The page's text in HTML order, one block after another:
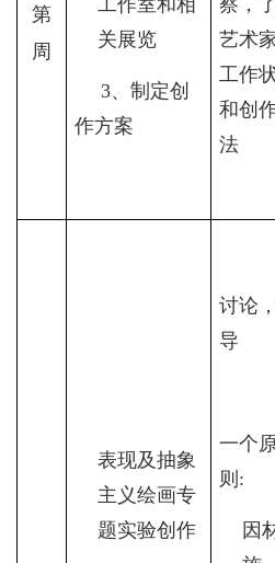
第
周
工作室和相
关展览
3、制定创
作方案
察，
艺术
工作
和创
法
表现及抽象
主义绘画专
题实验创作
讨论
导
一个
则 :
因